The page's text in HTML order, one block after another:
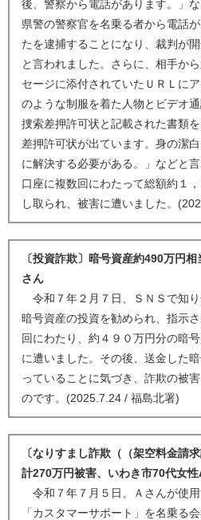
後、警察から電話があります。」
県警の警察官を名乗る者から電話
たを逮捕することになり、裁判が
と言われました。さらに、相手か
セージに添付されていたＵＲＬに
のような制服を着た人物とビデオ
捜索差押許可状と記載された書類
差押許可状が出ています。身の潔
に解決する必要がある。」などと
口座に複数回にわたって総額約１
し取られ、被害に遭いました。
〔投資詐欺〕暗号資産約490万円
さん
令和７年２月７日、ＳＮＳで知り
暗号資産の投資を勧められ、指示
回にわたり、約４９０万円分の暗
に遭いました。その後、送金した
っていることに気づき、詐欺の被
のです。(2025.7.24 / 福島北署)
〔なりすまし詐欺（（架空料金請
計270万円被害、いわき市70代女
令和７年７月５日、Ａさんが使
「カスタマーサポート」を名乗る